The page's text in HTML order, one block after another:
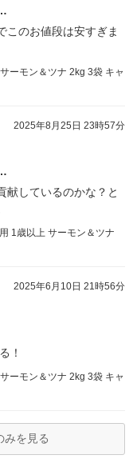
このお値段は安すぎま
ーモン＆ツナ 2kg 3袋 キャ
2025年8月25日 23時57分
献しているのかな？と
1歳以上 サーモン＆ツナ
2025年6月10日 21時56分
！
ーモン＆ツナ 2kg 3袋 キャ
みを見る